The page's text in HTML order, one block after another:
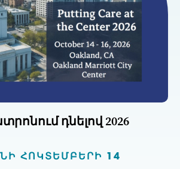
դնելով 2026
ՀՈԿՏԵՄԲԵՐԻ 14